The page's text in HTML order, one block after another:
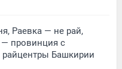
Раевка — не рай,
провинция с
Башкирии